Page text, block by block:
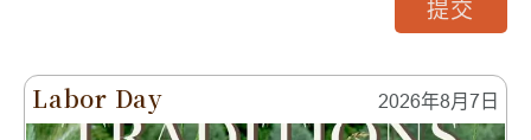
Labor Day 2026年8月7日
提交